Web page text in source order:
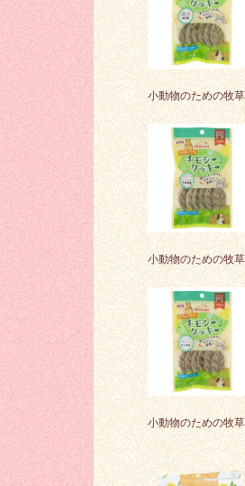
小動物のための牧
小動物のための牧
小動物のための牧